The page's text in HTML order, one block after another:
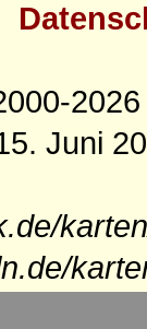
2026
Juni